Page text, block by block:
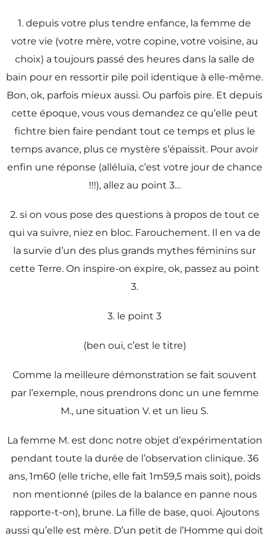
1. depuis votre plus tendre enfance, la femme de
votre vie (votre mère, votre copine, votre voisine, au
choix) a toujours passé des heures dans la salle de
bain pour en ressortir pile poil identique à elle-même.
Bon, ok, parfois mieux aussi. Ou parfois pire. Et depuis
cette époque, vous vous demandez ce qu’elle peut
fichtre bien faire pendant tout ce temps et plus le
temps avance, plus ce mystère s’épaissit. Pour avoir
enfin une réponse (alléluïa, c’est votre jour de chance
!!!), allez au point 3…
2. si on vous pose des questions à propos de tout ce
qui va suivre, niez en bloc. Farouchement. Il en va de
la survie d’un des plus grands mythes féminins sur
cette Terre. On inspire-on expire, ok, passez au point
3.
3. le point 3
(ben oui, c’est le titre)
Comme la meilleure démonstration se fait souvent
par l’exemple, nous prendrons donc un une femme
M., une situation V. et un lieu S.
La femme M. est donc notre objet d’expérimentation
pendant toute la durée de l’observation clinique. 36
ans, 1m60 (elle triche, elle fait 1m59,5 mais soit), poids
non mentionné (piles de la balance en panne nous
rapporte-t-on), brune. La fille de base, quoi. Ajoutons
aussi qu’elle est mère. D’un petit de l’Homme qui doit